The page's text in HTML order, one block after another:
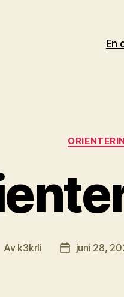
En
Av k3krli Inläggsdatum
juni 28,